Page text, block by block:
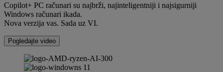
Copilot+ PC računari su najbrži, najinteligentniji i najsigurniji
Windows računari ikada.
Nova verzija vas. Sada uz VI.
Pogledajte video